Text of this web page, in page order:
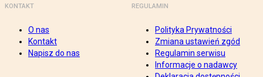
KONTAKT
O nas
Kontakt
Napisz do nas
REGULAMIN
Polityka Prywatności
Zmiana ustawień zgód
Regulamin serwisu
Informacje o nadawcy